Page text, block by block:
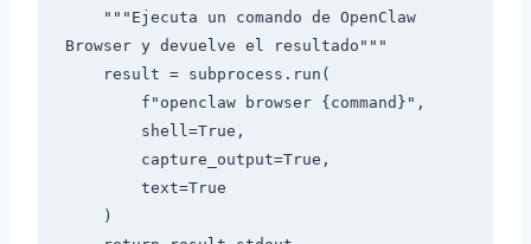
Browser y devuelve el resultado"""